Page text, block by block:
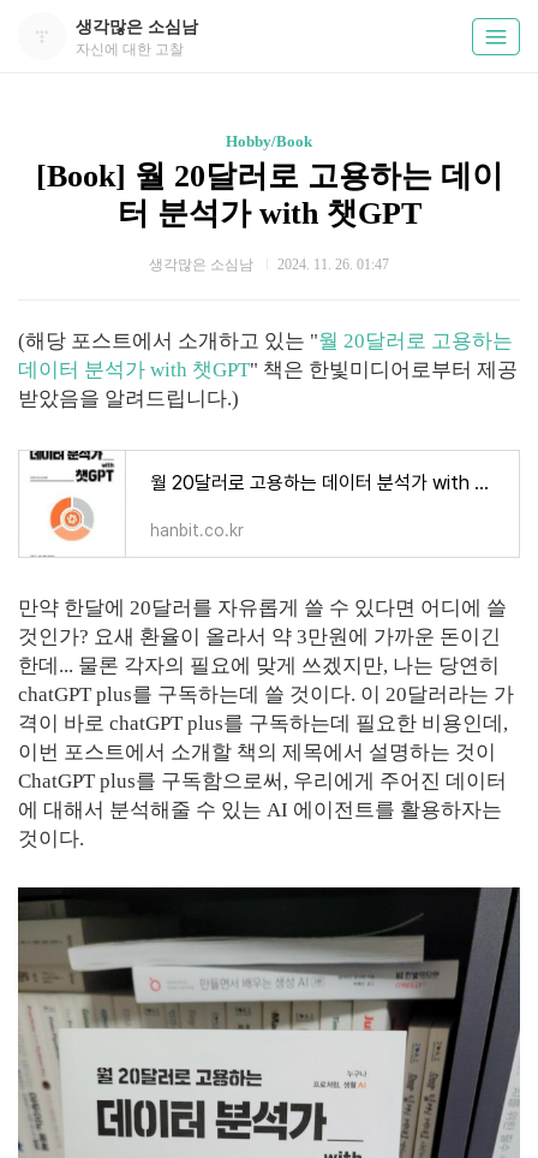
생각많은 소심남
자신에 대한 고찰
Hobby/Book
[Book] 월 20달러로 고용하는 데이
터 분석가 with 챗GPT
생각많은 소심남 2024. 11. 26. 01:47
(해당 포스트에서 소개하고 있는 "월 20달러로 고용하는
데이터 분석가 with 챗GPT" 책은 한빛미디어로부터 제공
받았음을 알려드립니다.)
월 20달러로 고용하는 데이터 분석가 with 챗GPT
hanbit.co.kr
만약 한달에 20달러를 자유롭게 쓸 수 있다면 어디에 쓸
것인가? 요새 환율이 올라서 약 3만원에 가까운 돈이긴
한데... 물론 각자의 필요에 맞게 쓰겠지만, 나는 당연히
chatGPT plus를 구독하는데 쓸 것이다. 이 20달러라는 가
격이 바로 chatGPT plus를 구독하는데 필요한 비용인데,
이번 포스트에서 소개할 책의 제목에서 설명하는 것이
ChatGPT plus를 구독함으로써, 우리에게 주어진 데이터
에 대해서 분석해줄 수 있는 AI 에이전트를 활용하자는
것이다.